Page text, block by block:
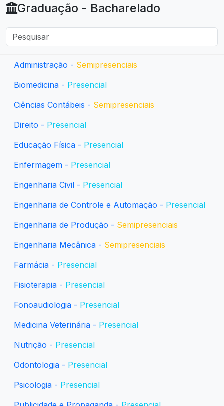
Graduação - Bacharelado
Administração - Semipresenciais
Biomedicina - Presencial
Ciências Contábeis - Semipresenciais
Direito - Presencial
Educação Física - Presencial
Enfermagem - Presencial
Engenharia Civil - Presencial
Engenharia de Controle e Automação - Presencial
Engenharia de Produção - Semipresenciais
Engenharia Mecânica - Semipresenciais
Farmácia - Presencial
Fisioterapia - Presencial
Fonoaudiologia - Presencial
Medicina Veterinária - Presencial
Nutrição - Presencial
Odontologia - Presencial
Psicologia - Presencial